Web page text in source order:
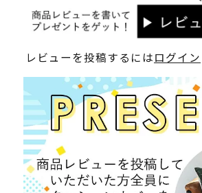
レビューを投稿するにはログイン